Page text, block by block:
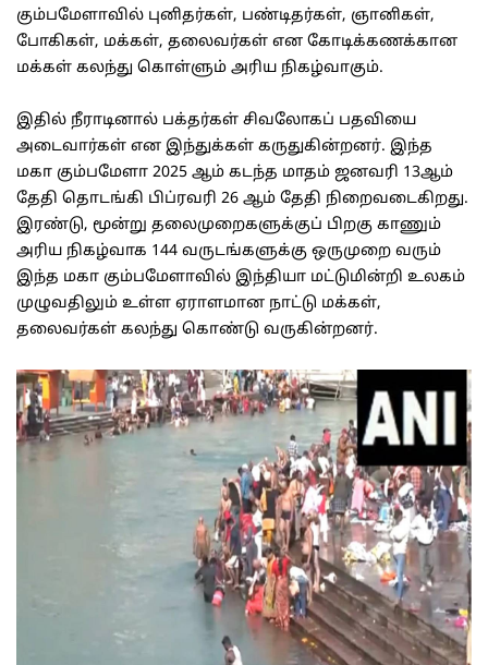
கும்பமேளாவில் புனிதர்கள், பண்டிதர்கள், ஞானிகள்,
போகிகள், மக்கள், தலைவர்கள் என கோடிக்கணக்கான
மக்கள் கலந்து கொள்ளும் அரிய நிகழ்வாகும்.
இதில் நீராடினால் பக்தர்கள் சிவலோகப் பதவியை
அடைவார்கள் என இந்துக்கள் கருதுகின்றனர். இந்த
மகா கும்பமேளா 2025 ஆம் கடந்த மாதம் ஜனவரி 13ஆம்
தேதி தொடங்கி பிப்ரவரி 26 ஆம் தேதி நிறைவடைகிறது.
இரண்டு, மூன்று தலைமுறைகளுக்குப் பிறகு காணும்
அரிய நிகழ்வாக 144 வருடங்களுக்கு ஒருமுறை வரும்
இந்த மகா கும்பமேளாவில் இந்தியா மட்டுமின்றி உலகம்
முழுவதிலும் உள்ள ஏராளமான நாட்டு மக்கள்,
தலைவர்கள் கலந்து கொண்டு வருகின்றனர்.